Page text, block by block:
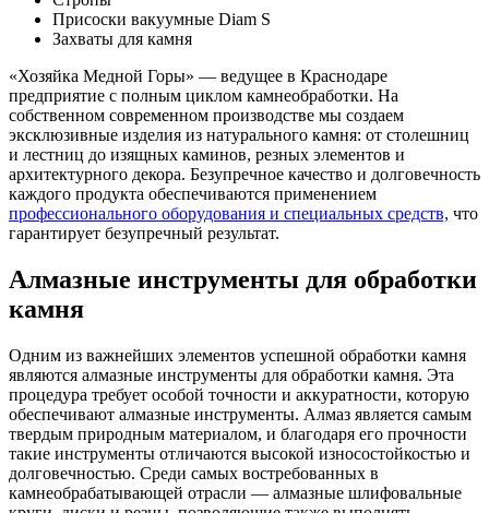
Присоски вакуумные Diam S
Захваты для камня
«Хозяйка Медной Горы» — ведущее в Краснодаре
предприятие с полным циклом камнеобработки. На
собственном современном производстве мы создаем
эксклюзивные изделия из натурального камня: от столешниц
и лестниц до изящных каминов, резных элементов и
архитектурного декора. Безупречное качество и долговечность
каждого продукта обеспечиваются применением
профессионального оборудования и специальных средств, что
гарантирует безупречный результат.
Алмазные инструменты для обработки
камня
Одним из важнейших элементов успешной обработки камня
являются алмазные инструменты для обработки камня. Эта
процедура требует особой точности и аккуратности, которую
обеспечивают алмазные инструменты. Алмаз является самым
твердым природным материалом, и благодаря его прочности
такие инструменты отличаются высокой износостойкостью и
долговечностью. Среди самых востребованных в
камнеобрабатывающей отрасли — алмазные шлифовальные